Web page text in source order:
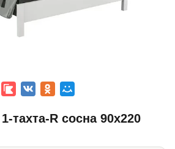
тахта-R сосна 90x220